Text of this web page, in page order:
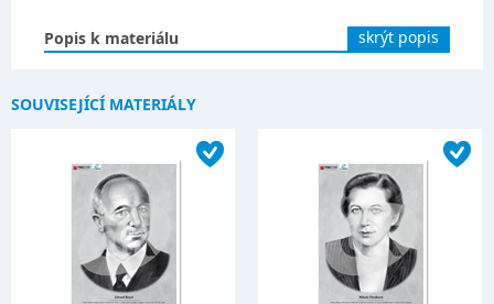
Popis k materiálu skrýt popis
SOUVISEJÍCÍ MATERIÁLY